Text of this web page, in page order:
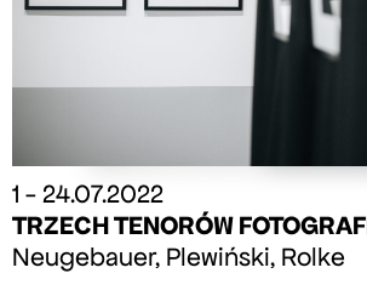
1 - 24.07.2022
TRZECH TENORÓW
Neugebauer, Plewiński, Rolke